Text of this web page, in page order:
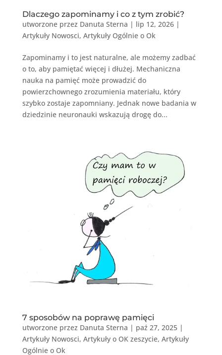
Dlaczego zapominamy i co z tym zrobić?
utworzone przez Danuta Sterna | lip 12, 2026|
Artykuły Nowosci, Artykuły Ogólnie o Ok
Zapominamy i to jest naturalne, ale możemy zadbać
o to, aby pamiętać więcej i dłużej. Mechaniczna
nauka na pamięć może prowadzić do
powierzchownego zrozumienia materiału, który
szybko zostaje zapomniany. Jednak nowe badania w
dziedzinie neuronauki wskazują drogę do...
7 sposobów na poprawę pamięci
utworzone przez Danuta Sterna | paź 27, 2025|
Artykuły Nowosci, Artykuły o OK zeszycie, Artykuły
Ogólnie o Ok